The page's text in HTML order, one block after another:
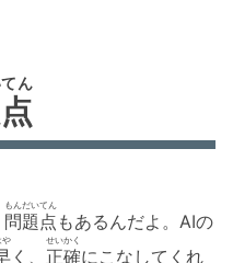
ん
問題点
もんだいてん
もあるんだよ。AIの
や
く、 正確
せいかく
にこなしてくれ